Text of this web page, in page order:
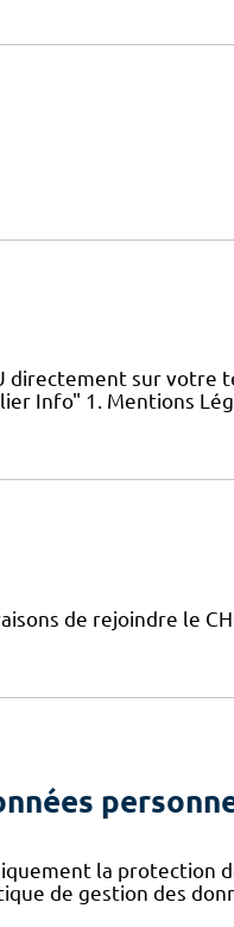
directement sur votre
Info" 1. Mentions
de rejoindre le
la protection
de gestion des